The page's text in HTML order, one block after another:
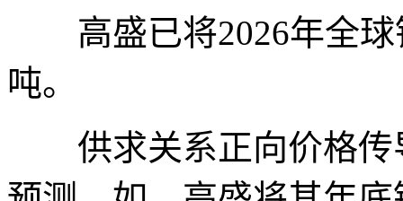
高盛已将2026年全球
吨。
供求关系正向价格传